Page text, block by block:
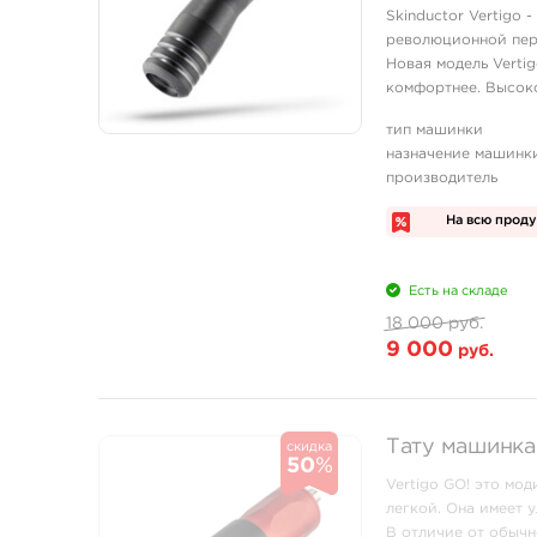
Skinductor Vertigo -
революционной
Новая модель
комфортнее.
мощность ...
тип машинки
назначение
производитель
На всю
Есть на складе
18 000 руб.
9 000 руб.
скидка
50%
Тату
Vertigo GO! это
легкой. Она имеет
В отличие от